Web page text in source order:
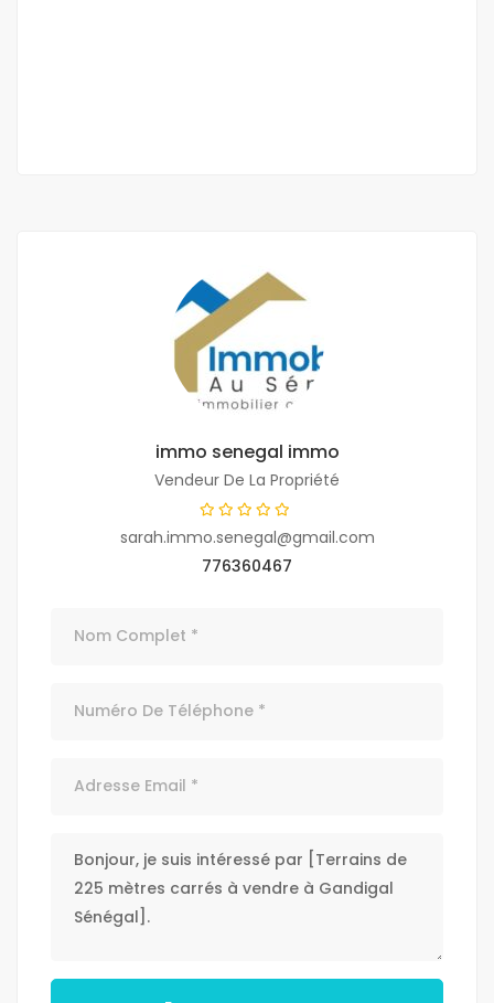
immo senegal immo
Vendeur De La Propriété
sarah.immo.senegal@gmail.com
776360467